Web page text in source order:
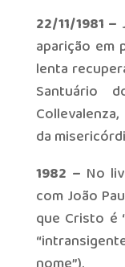
22/11/1981 –
aparição em
lenta
Santuário
da
1982 – No
com João
que Cristo é